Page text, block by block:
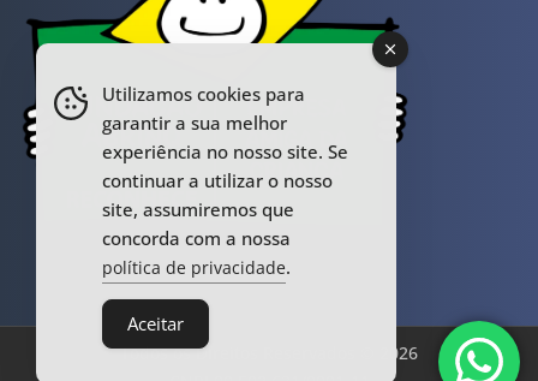
Todos os Direitos Reservados © 2026
Utilizamos cookies para
garantir a sua melhor
experiência no nosso site. Se
continuar a utilizar o nosso
site, assumiremos que
concorda com a nossa
política de privacidade.
Aceitar